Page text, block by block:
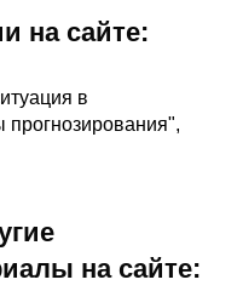
на сайте:
в
на сайте: